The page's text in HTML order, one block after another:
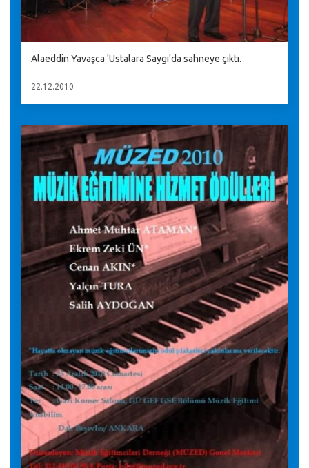
Alaeddin Yavaşca 'Ustalara Saygı'da sahneye çıktı.
22.12.2010